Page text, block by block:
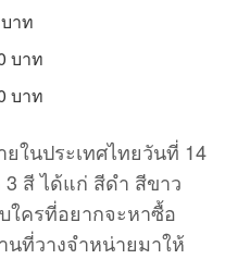
าท
บาท
บาท
ในประเทศไทยวันที่ 14
สี ได้แก่ สีดำ สีขาว
ใครที่อยากจะหาซื้อ
นที่วางจำหน่ายมาให้